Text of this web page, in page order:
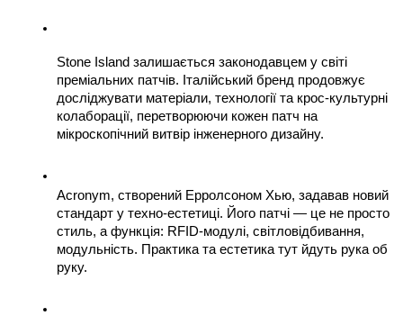
Stone Island залишається законодавцем у світі
преміальних патчів. Італійський бренд продовжує
досліджувати матеріали, технології та крос-культурні
колаборації, перетворюючи кожен патч на
мікроскопічний витвір інженерного дизайну.
Acronym, створений Ерролсоном Хью, задавав новий
стандарт у техно-естетиці. Його патчі — це не просто
стиль, а функція: RFID-модулі, світловідбивання,
модульність. Практика та естетика тут йдуть рука об
руку.